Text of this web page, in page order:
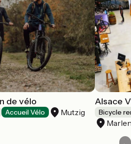
de vélo
Accueil Vélo Mutzig
Alsace
Bicycle